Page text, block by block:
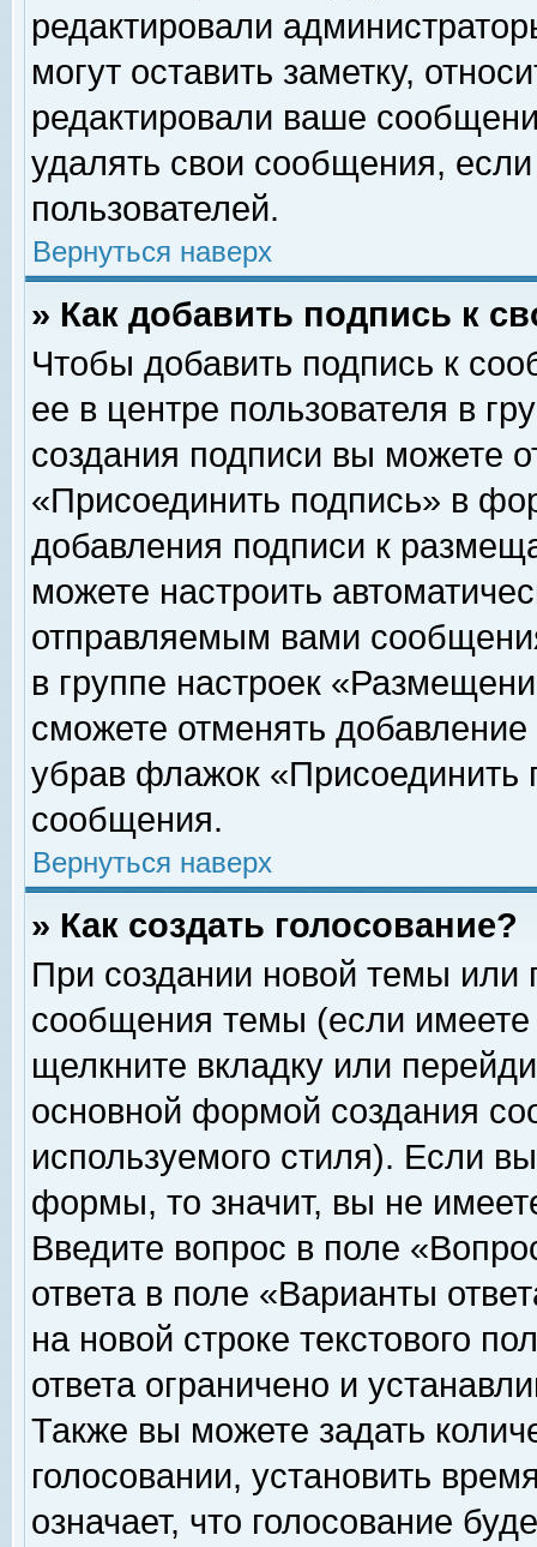
редактировали
могут оставить заметку,
редактировали ваше
удалять свои сообщения,
пользователей.
Вернуться наверх
» Как добавить подпись к
Чтобы добавить подпись к
ее в центре пользователя в
создания подписи вы можете
«Присоединить подпись» в
добавления подписи к
можете настроить
отправляемым вами
в группе настроек
сможете отменять
убрав флажок «Присоединить
сообщения.
Вернуться наверх
» Как создать голосование?
При создании новой темы или
сообщения темы (если
щелкните вкладку или
основной формой создания
используемого стиля). Если
формы, то значит, вы не
Введите вопрос в поле
ответа в поле «Варианты
на новой строке текстового
ответа ограничено и
Также вы можете задать
голосовании, установить
означает, что голосование